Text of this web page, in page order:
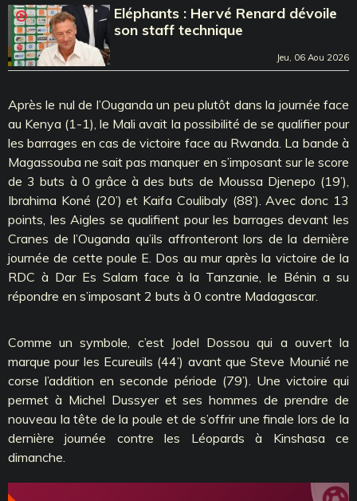
Eléphants : Hervé Renard dévoile
son staff technique
Jeu, 06 Aou 2026
Après le nul de l’Ouganda un peu plutôt dans la journée face
au Kenya (1-1), le Mali avait la possibilité de se qualifier pour
les barrages en cas de victoire face au Rwanda. La bande à
Magassouba ne sait pas manquer en s’imposant sur le score
de 3 buts à 0 grâce à des buts de Moussa Djenepo (19’),
Ibrahima Koné (20’) et Kaifa Coulibaly (88’). Avec donc 13
points, les Aigles se qualifient pour les barrages devant les
Cranes de l’Ouganda qu’ils affronteront lors de la dernière
journée de cette poule E. Dos au mur après la victoire de la
RDC à Dar Es Salam face à la Tanzanie, le Bénin a su
répondre en s’imposant 2 buts à 0 contre Madagascar.
Comme un symbole, c’est Jodel Dossou qui a ouvert la
marque pour les Ecureuils (44’) avant que Steve Mounié ne
corse l’addition en seconde période (79’). Une victoire qui
permet à Michel Dussyer et ses hommes de prendre de
nouveau la tête de la poule et de s’offrir une finale lors de la
dernière journée contre les Léopards à Kinshasa ce
dimanche.